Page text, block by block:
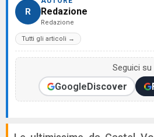
R Redazione
Redazione
Tutti gli articoli →
Seguici su
GoogleDiscover